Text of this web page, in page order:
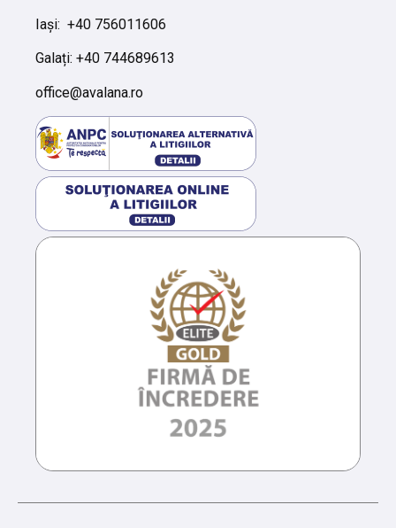
Iași: +40 756011606
Galați: +40 744689613
office@avalana.ro